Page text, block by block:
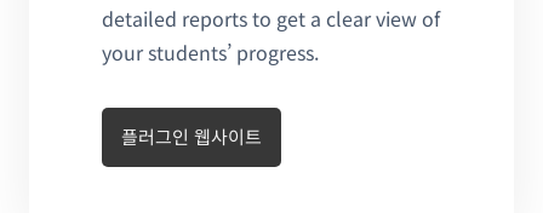
detailed reports to get a clear view of
your students’ progress.
플러그인 웹사이트